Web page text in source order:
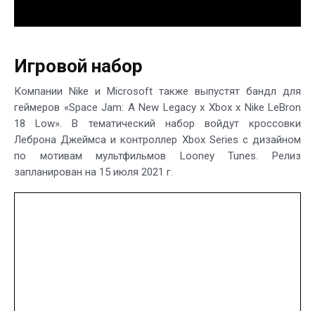
Игровой набор
Компании Nike и Microsoft также выпустят бандл для
геймеров «Space Jam: A New Legacy x Xbox x Nike LeBron
18 Low». В тематический набор войдут кроссовки
Леброна Джеймса и контроллер Xbox Series с дизайном
по мотивам мультфильмов Looney Tunes. Релиз
запланирован на 15 июля 2021 г.